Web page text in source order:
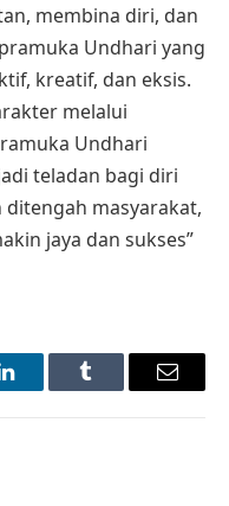
membina diri, dan
Undhari yang
kreatif, dan eksis.
melalui
Undhari
teladan bagi diri
masyarakat,
jaya dan sukses”
LinkedInTumblr Email